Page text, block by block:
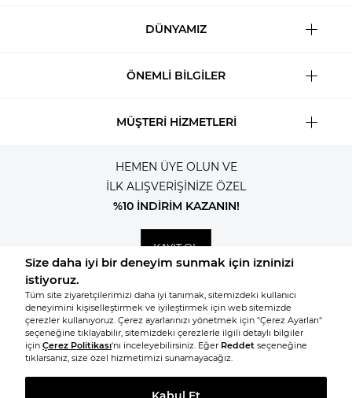
DÜNYAMIZ
ÖNEMLİ BİLGİLER
MÜŞTERİ HİZMETLERİ
HEMEN ÜYE OLUN VE
İLK ALIŞVERİŞİNİZE ÖZEL
%10 İNDİRİM KAZANIN!
KAYIT OL